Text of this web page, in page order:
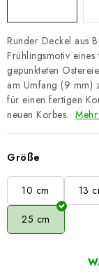
Runder Deckel aus
Frühlingsmotiv
gepunkteten
am Umfang (9 mm)
für einen fertigen
neuen Korbes.
Größe
10 cm 13
25 cm